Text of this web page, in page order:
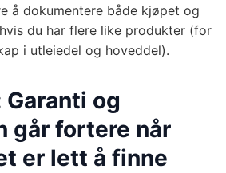
å dokumentere både kjøpet og
du har flere like produkter (for
i utleiedel og hoveddel).
og
går fortere når
er lett å finne